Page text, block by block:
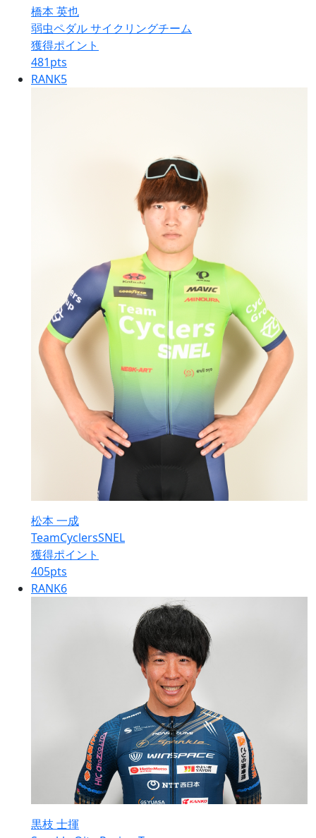
橋本 英也
弱虫ペダル サイクリングチーム
獲得ポイント
481pts
RANK5
松本 一成
TeamCyclersSNEL
獲得ポイント
405pts
RANK6
黒枝 士揮